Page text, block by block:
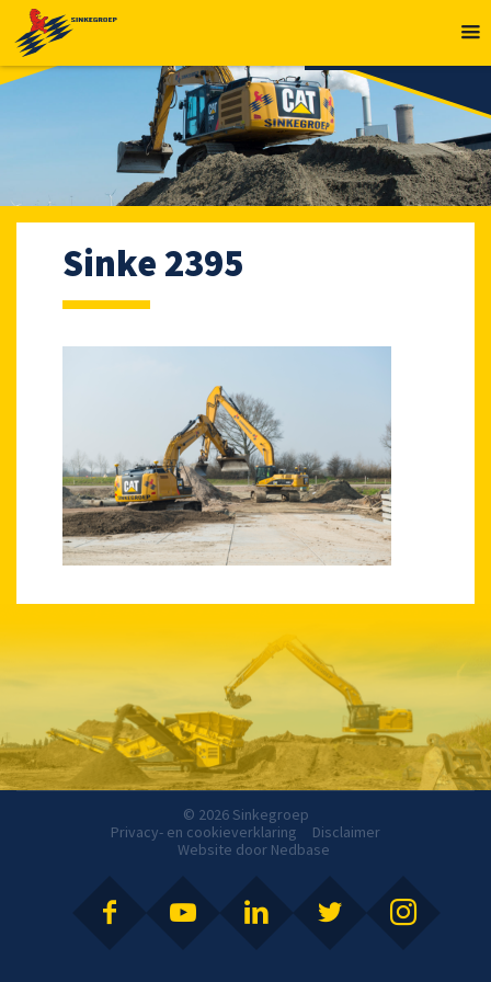
Sinke 2395
© 2026 Sinkegroep
Privacy- en cookieverklaring
Disclaimer
Website door Nedbase